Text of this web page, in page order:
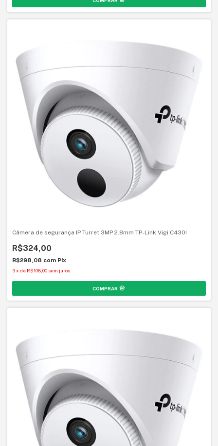
Câmera de segurança IP Turret 3MP 2.8mm TP-Link Vigi C430I
R$324,00
R$298,08 com Pix
3x de R$108,00 sem juros